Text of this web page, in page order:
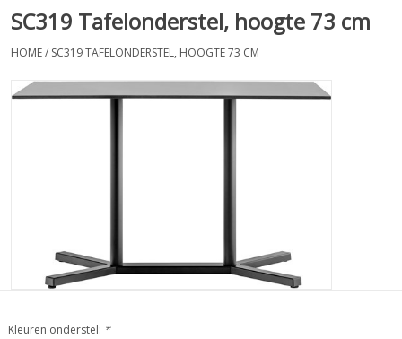
SC319 Tafelonderstel, hoogte 73 cm
HOME/ SC319 TAFELONDERSTEL, HOOGTE 73 CM
Kleuren onderstel: *